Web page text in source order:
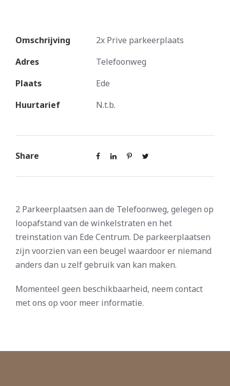
Omschrijving
2x Prive parkeerplaats
Adres
Telefoonweg
Plaats
Ede
Huurtarief
N.t.b.
Share
2 Parkeerplaatsen aan de Telefoonweg, gelegen op
loopafstand van de winkelstraten en het
treinstation van Ede Centrum. De parkeerplaatsen
zijn voorzien van een beugel waardoor er niemand
anders dan u zelf gebruik van kan maken.
Momenteel geen beschikbaarheid, neem contact
met ons op voor meer informatie.